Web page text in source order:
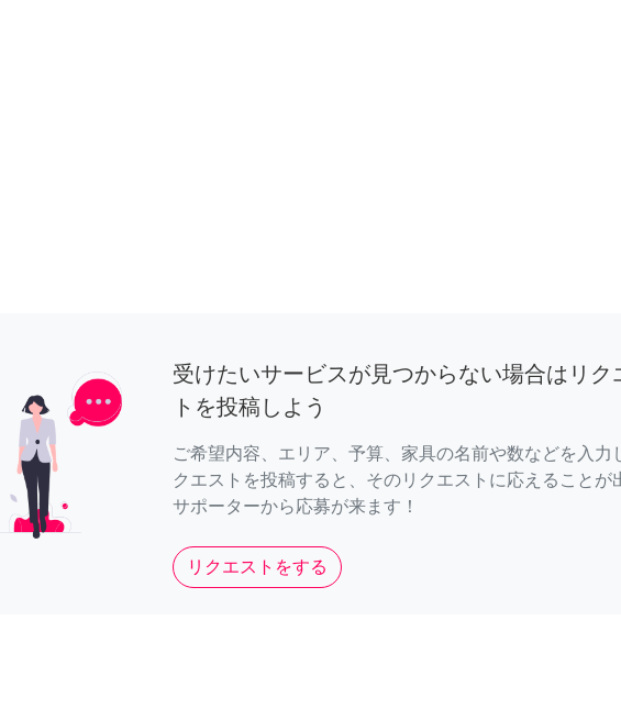
受けたいサービスが見つからない場合はリク
トを投稿しよう
ご希望内容、エリア、予算、家具の名前や数などを入力
クエストを投稿すると、そのリクエストに応えることが
サポーターから応募が来ます！
リクエストをする